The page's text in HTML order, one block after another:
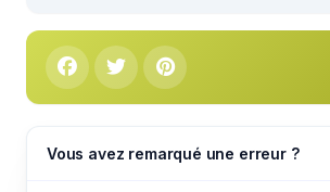
Vous avez remarqué une erreur ?